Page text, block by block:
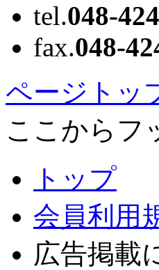
tel.048-
fax.048-
ページトッ
ここからフ
トップ
会員利用
広告掲載